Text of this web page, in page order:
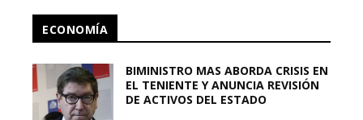
ECONOMÍA
BIMINISTRO MAS ABORDA CRISIS EN
EL TENIENTE Y ANUNCIA REVISIÓN
DE ACTIVOS DEL ESTADO